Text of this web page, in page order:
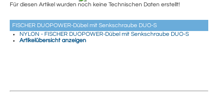
Für diesen Artikel wurden noch keine Technischen Daten erstellt!
FISCHER DUOPOWER-Dübel mit Senkschraube DUO-S
NYLON - FISCHER DUOPOWER-Dübel mit Senkschraube DUO-S
Artikelübersicht anzeigen